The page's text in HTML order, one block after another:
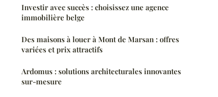
Investir avec succès : choisissez une agence
immobilière belge
Des maisons à louer à Mont de Marsan : offres
variées et prix attractifs
Ardomus : solutions architecturales innovantes
sur-mesure